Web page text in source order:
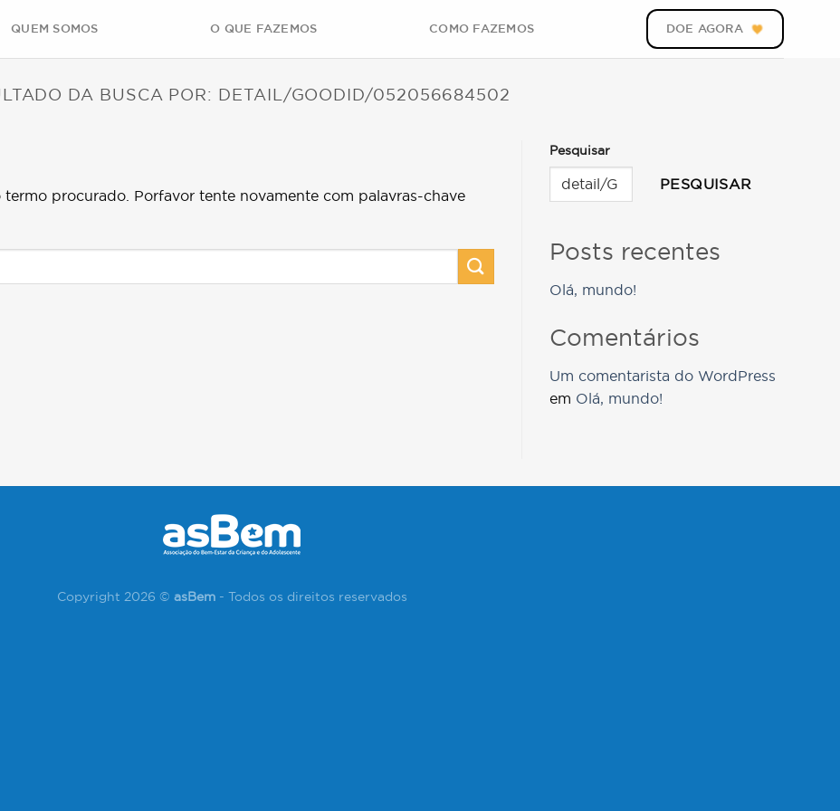
QUEM SOMOS O QUE FAZEMOS COMO FAZEMOS DOE AGORA
DA BUSCA POR: DETAIL/GOODID/052056684502
procurado. Porfavor tente novamente com palavras-chave
Pesquisar
PESQUISAR
Posts recentes
Olá, mundo!
Comentários
Um comentarista do WordPress
em Olá, mundo!
Copyright 2026 © asBem- Todos os direitos reservados